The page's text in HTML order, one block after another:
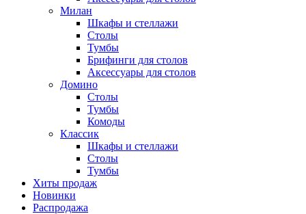
Милан
Шкафы и стеллажи
Столы
Тумбы
Брифинги для столов
Аксессуары для столов
Домино
Столы
Тумбы
Комоды
Классик
Шкафы и стеллажи
Столы
Тумбы
Хиты продаж
Новинки
Распродажа